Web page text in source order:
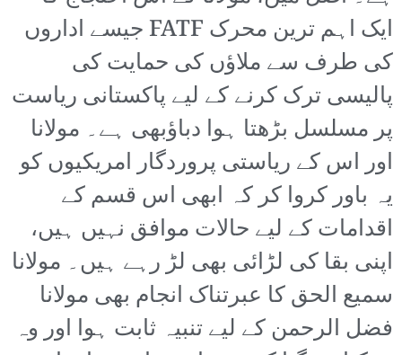
ایک اہم ترین محرک FATF جیسے اداروں
کی طرف سے ملاؤں کی حمایت کی
پالیسی ترک کرنے کے لیے پاکستانی ریاست
پر مسلسل بڑھتا ہوا دباؤبھی ہے۔ مولانا
اور اس کے ریاستی پروردگار امریکیوں کو
یہ باور کروا کر کہ ابھی اس قسم کے
اقدامات کے لیے حالات موافق نہیں ہیں،
اپنی بقا کی لڑائی بھی لڑ رہے ہیں۔ مولانا
سمیع الحق کا عبرتناک انجام بھی مولانا
فضل الرحمن کے لیے تنبیہ ثابت ہوا اور وہ